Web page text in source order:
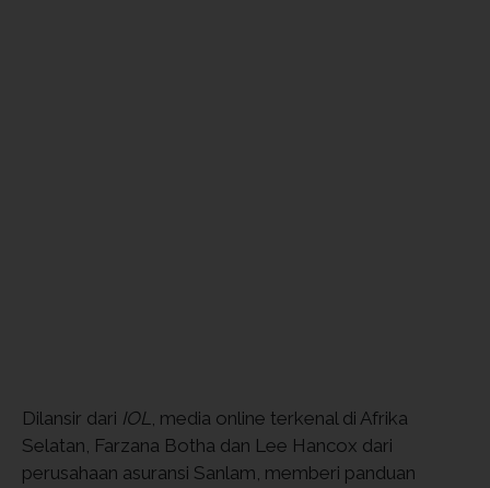
Dilansir dari IOL, media online terkenal di Afrika
Selatan, Farzana Botha dan Lee Hancox dari
perusahaan asuransi Sanlam, memberi panduan